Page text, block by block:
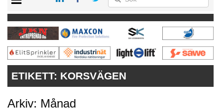
PRENUMERERA
VÅRA ANDRA MAGASIN
ANNONSERA
KONTAKT
ETIKETT: KORSVÄGEN
Arkiv: Månad